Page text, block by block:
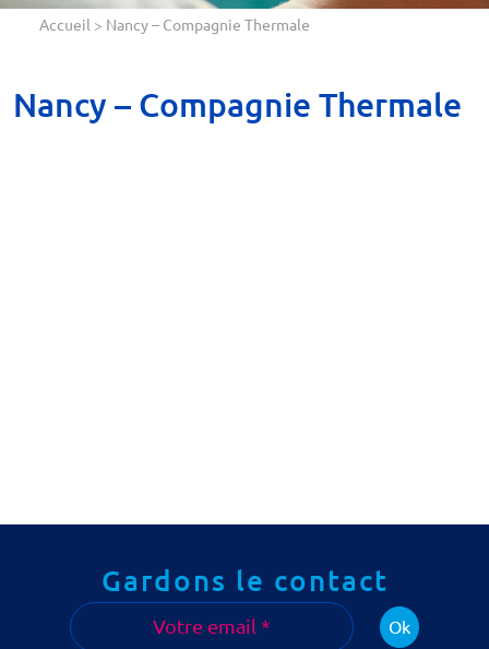
Accueil > Nancy – Compagnie Thermale
Nancy – Compagnie Thermale
Gardons le contact